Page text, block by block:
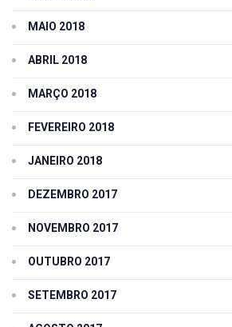
MAIO 2018
ABRIL 2018
MARÇO 2018
FEVEREIRO 2018
JANEIRO 2018
DEZEMBRO 2017
NOVEMBRO 2017
OUTUBRO 2017
SETEMBRO 2017